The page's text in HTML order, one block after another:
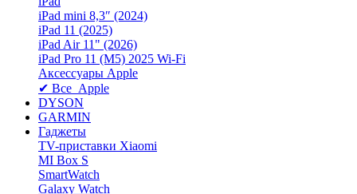
iPad mini 8,3″ (2024)
iPad 11 (2025)
iPad Air 11" (2026)
iPad Pro 11 (M5) 2025 Wi-Fi
Аксессуары Apple
✔ Все Apple
DYSON
GARMIN
Гаджеты
TV-приставки Xiaomi
MI Box S
SmartWatch
Galaxy Watch